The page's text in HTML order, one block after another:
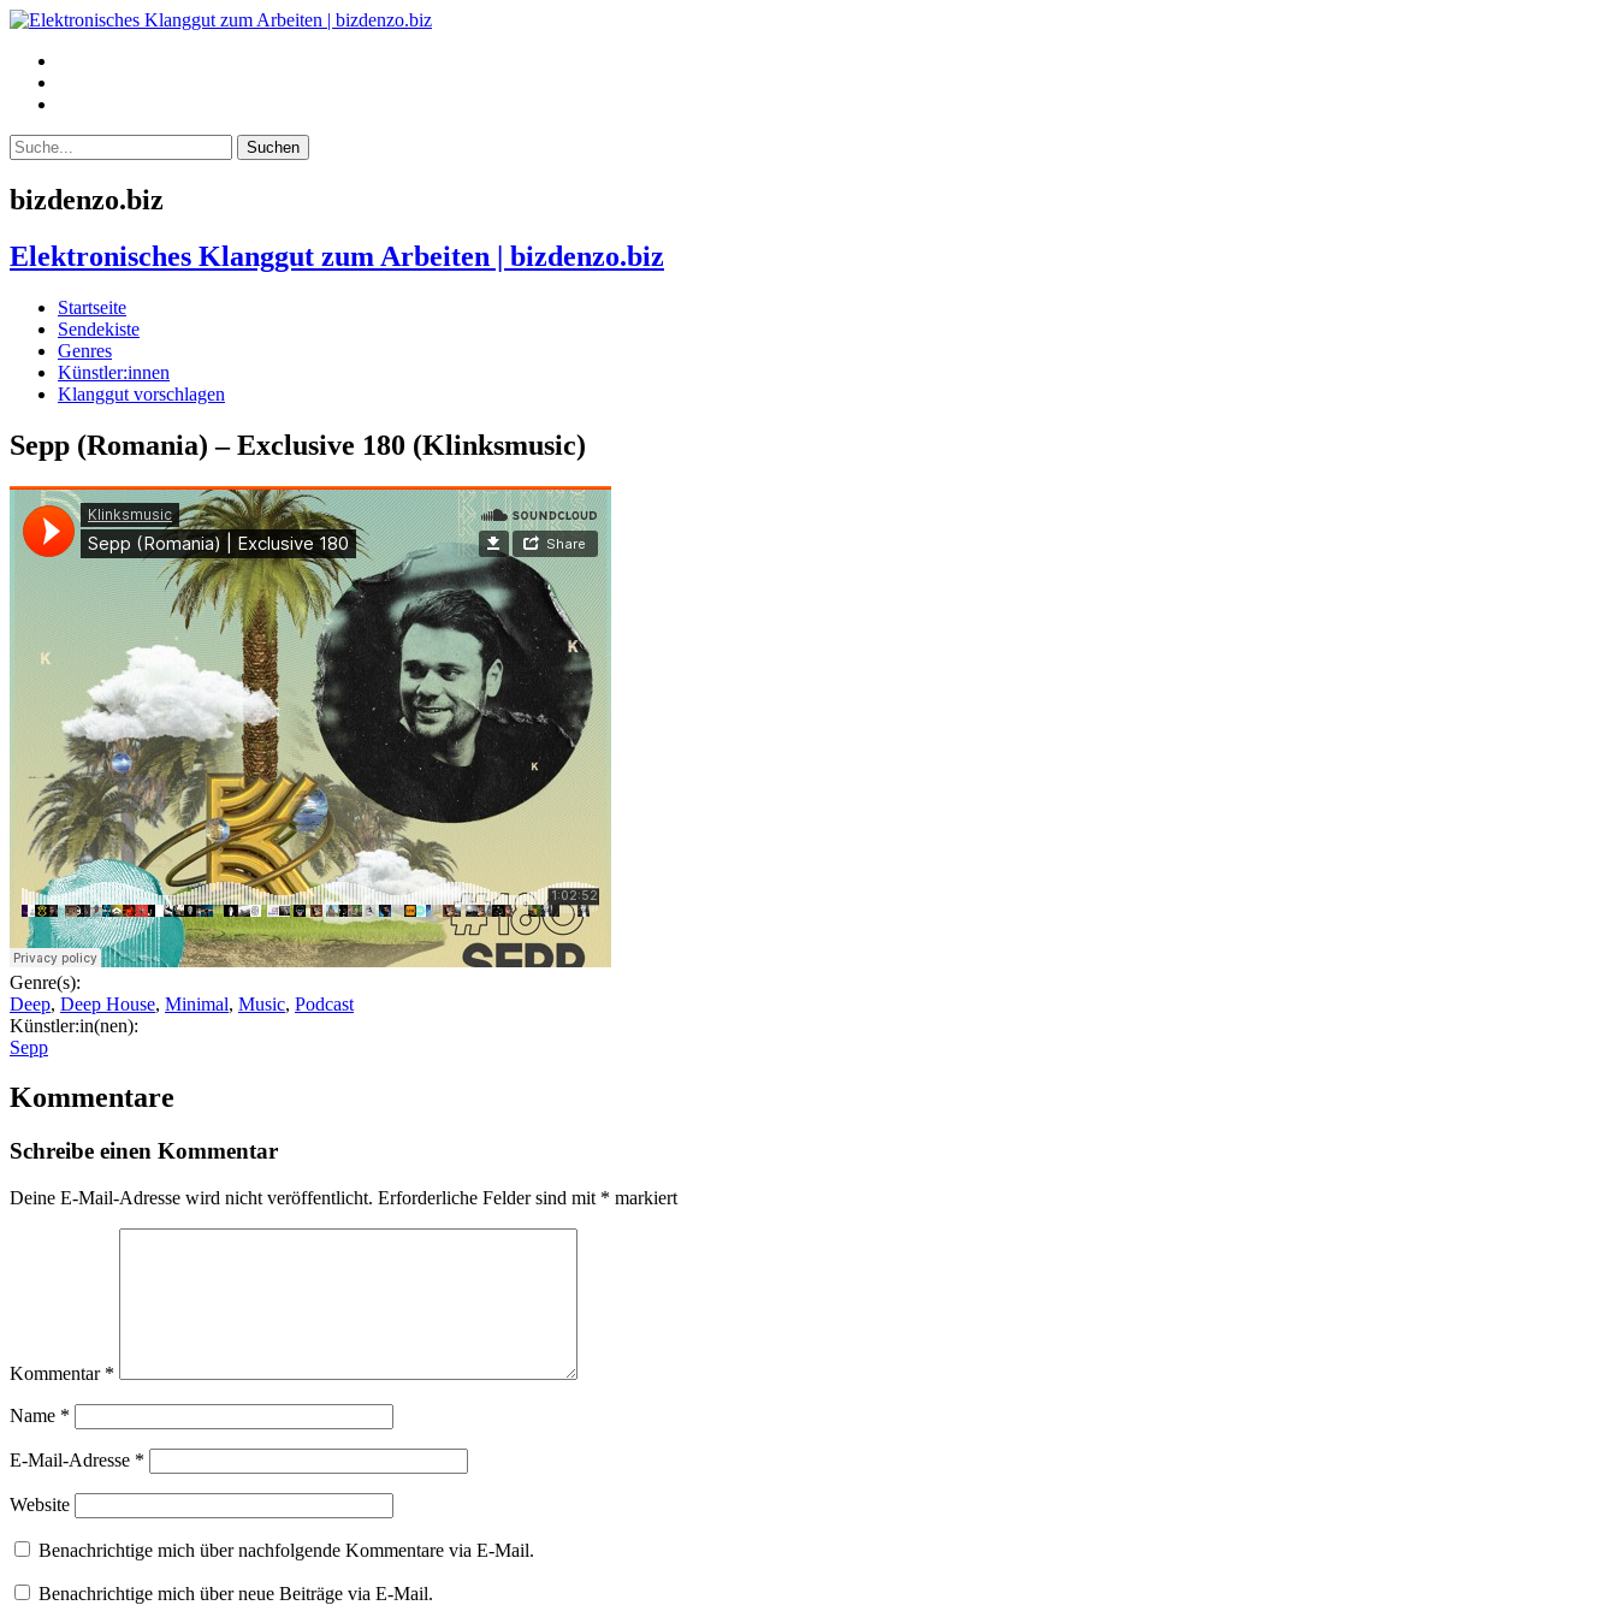
bizdenzo.biz
Elektronisches Klanggut zum Arbeiten | bizdenzo.biz
Startseite
Sendekiste
Genres
Künstler:innen
Klanggut vorschlagen
Sepp (Romania) – Exclusive 180 (Klinksmusic)
Genre(s):
Deep, Deep House, Minimal, Music, Podcast
Künstler:in(nen):
Sepp
Kommentare
Schreibe einen Kommentar
Deine E-Mail-Adresse wird nicht veröffentlicht. Erforderliche Felder sind mit * markiert
Kommentar *
Name *
E-Mail-Adresse *
Website
Benachrichtige mich über nachfolgende Kommentare via E-Mail.
Benachrichtige mich über neue Beiträge via E-Mail.